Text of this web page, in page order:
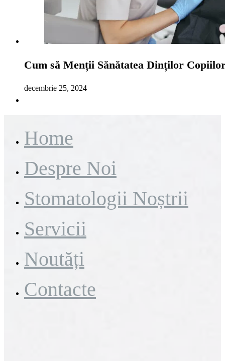
Cum să Menții Sănătatea Dinților
decembrie 25, 2024
Home
Despre Noi
Stomatologii Noștrii
Servicii
Noutăți
Contacte